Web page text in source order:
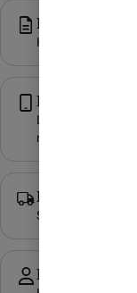
Betalning och
Hjälp med
Mobiltelefoni
Läs om eSIM,
mobilfunktioner.
Leverans
Spåra ditt paket
Mitt konto och